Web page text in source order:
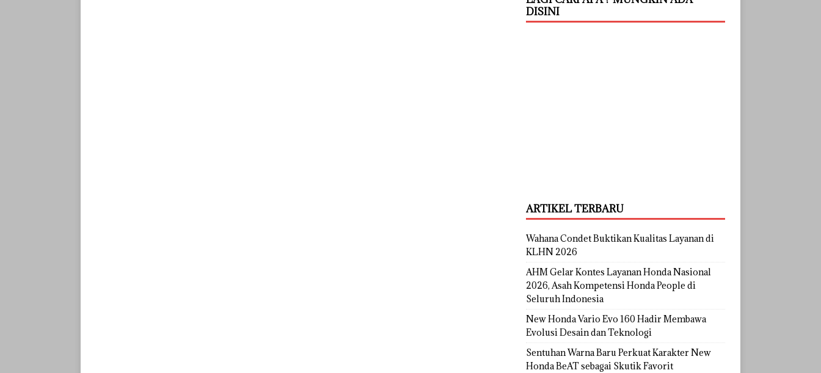
DISINI
ARTIKEL TERBARU
Wahana Condet Buktikan Kualitas Layanan di
KLHN 2026
AHM Gelar Kontes Layanan Honda Nasional
2026, Asah Kompetensi Honda People di
Seluruh Indonesia
New Honda Vario Evo 160 Hadir Membawa
Evolusi Desain dan Teknologi
Sentuhan Warna Baru Perkuat Karakter New
Honda BeAT sebagai Skutik Favorit